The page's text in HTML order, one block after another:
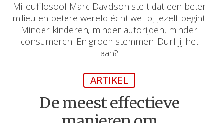
Milieufilosoof Marc Davidson stelt dat een beter
milieu en betere wereld écht wel bij jezelf begint.
Minder kinderen, minder autorijden, minder
consumeren. En groen stemmen. Durf jij het
aan?
ARTIKEL
De meest effectieve